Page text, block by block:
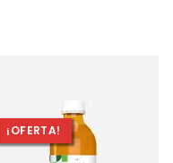
¡OFERTA!